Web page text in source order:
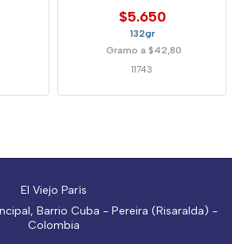
$5.650
132gr
Gramo a $42,80
11743
El Viejo París
Barrio Cuba - Pereira (Risaralda) -
Colombia